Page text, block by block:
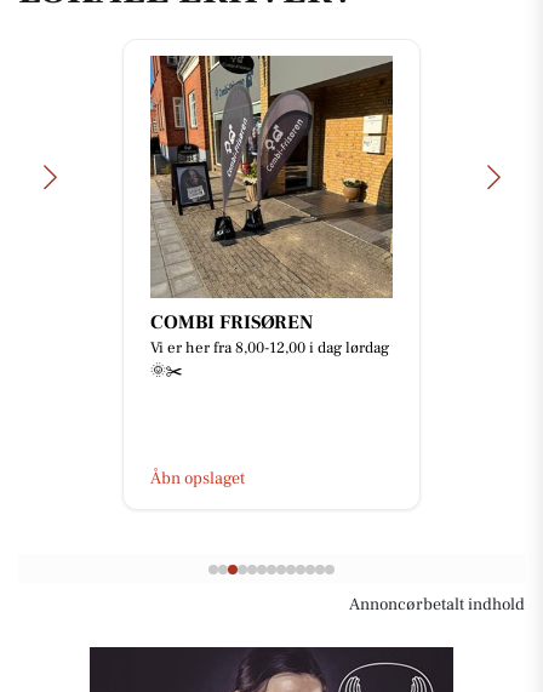
COMBI FRISØREN
Vi er her fra 8,00-12,00 i dag lørdag
🌞✂️
Åbn opslaget
Annoncørbetalt indhold